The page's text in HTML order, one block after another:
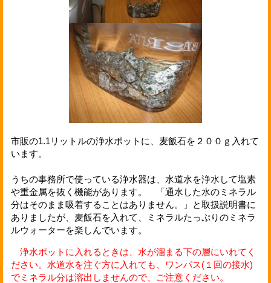
市販の1.1リットルの浄水ポットに、麦飯石を２００ｇ入れて
います。
うちの事務所で使っている浄水器は、水道水を浄水して塩素
や重金属を抜く機能があります。 「通水した水のミネラル
分はそのまま吸着することはありません。」と取扱説明書に
ありましたが、麦飯石を入れて、ミネラルたっぷりのミネラ
ルウォーターを楽しんでいます。
浄水ポットに入れるときは、水が溜まる下の層にいれてく
ださい。水道水を注ぐ方に入れても、ワンパス(１回の接水)
でミネラル分は溶出しませんので、ご注意ください。